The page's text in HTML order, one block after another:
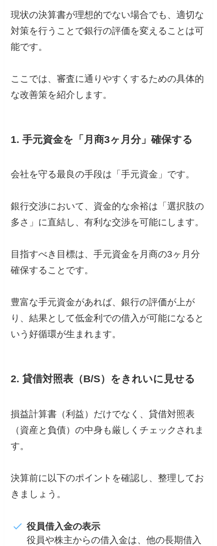
現状の決算書が理想的でない場合でも、適切な
対策を行うことで銀行の評価を変えることは可
能です。
ここでは、審査に通りやすくするための具体的
な改善策を紹介します。
1. 手元資金を「月商3ヶ月分」確保する
会社を守る最良の手段は「手元資金」です。
銀行交渉において、資金的な余裕は「選択肢の
多さ」に直結し、有利な交渉を可能にします。
目指すべき目標は、手元資金を月商の3ヶ月分
確保することです。
豊富な手元資金があれば、銀行の評価が上が
り、結果として低金利での借入が可能になると
いう好循環が生まれます。
2. 貸借対照表（B/S）をきれいに見せる
損益計算書（利益）だけでなく、貸借対照表
（資産と負債）の中身も厳しくチェックされま
す。
決算前に以下のポイントを確認し、整理してお
きましょう。
役員借入金の表示
役員や株主からの借入金は、他の長期借入